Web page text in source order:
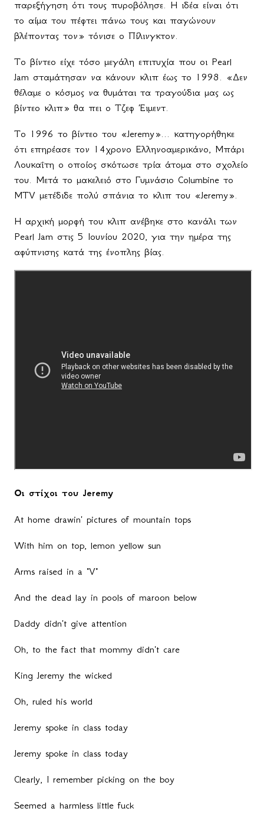
παρεξήγηση ότι τους πυροβόλησε. Η ιδέα είναι ότι
το αίμα του πέφτει πάνω τους και παγώνουν
βλέποντας τον» τόνισε ο Πίλινγκτον.
Το βίντεο είχε τόσο μεγάλη επιτυχία που οι Pearl
Jam σταμάτησαν να κάνουν κλιπ έως το 1998. «Δεν
θέλαμε ο κόσμος να θυμάται τα τραγούδια μας ως
βίντεο κλιπ» θα πει ο Τζεφ Έιμεντ.
Το 1996 το βίντεο του «Jeremy»... κατηγορήθηκε
ότι επηρέασε τον 14χρονο Ελληνοαμερικάνο, Μπάρι
Λουκαΐτη ο οποίος σκότωσε τρία άτομα στο σχολείο
του. Μετά το μακελειό στο Γυμνάσιο Columbine το
MTV μετέδιδε πολύ σπάνια το κλιπ του «Jeremy».
Η αρχική μορφή του κλιπ ανέβηκε στο κανάλι των
Pearl Jam στις 5 Ιουνίου 2020, για την ημέρα της
αφύπνισης κατά της ένοπλης βίας.
Οι στίχοι του Jeremy
At home drawin' pictures of mountain tops
With him on top, lemon yellow sun
Arms raised in a "V"
And the dead lay in pools of maroon below
Daddy didn't give attention
Oh, to the fact that mommy didn't care
King Jeremy the wicked
Oh, ruled his world
Jeremy spoke in class today
Jeremy spoke in class today
Clearly, I remember picking on the boy
Seemed a harmless little fuck